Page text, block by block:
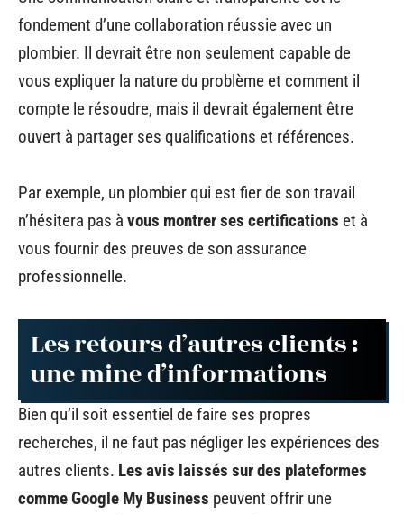
fondement d’une collaboration réussie avec un
plombier. Il devrait être non seulement capable de
vous expliquer la nature du problème et comment il
compte le résoudre, mais il devrait également être
ouvert à partager ses qualifications et références.
Par exemple, un plombier qui est fier de son travail
n’hésitera pas à vous montrer ses certifications et à
vous fournir des preuves de son assurance
professionnelle.
Les retours d’autres clients :
une mine d’informations
Bien qu’il soit essentiel de faire ses propres
recherches, il ne faut pas négliger les expériences des
autres clients. Les avis laissés sur des plateformes
comme Google My Business peuvent offrir une